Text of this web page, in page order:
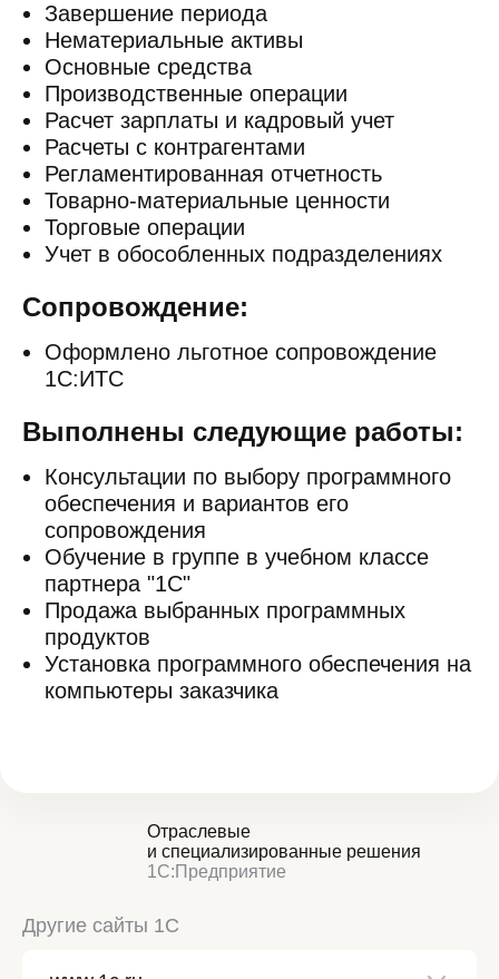
Завершение периода
Нематериальные активы
Основные средства
Производственные операции
Расчет зарплаты и кадровый учет
Расчеты с контрагентами
Регламентированная отчетность
Товарно-материальные ценности
Торговые операции
Учет в обособленных подразделениях
Сопровождение:
Оформлено льготное сопровождение
1С:ИТС
Выполнены следующие работы:
Консультации по выбору программного
обеспечения и вариантов его
сопровождения
Обучение в группе в учебном классе
партнера "1С"
Продажа выбранных программных
продуктов
Установка программного обеспечения на
компьютеры заказчика
Отраслевые
и специализированные решения
1С:Предприятие
Другие сайты 1С